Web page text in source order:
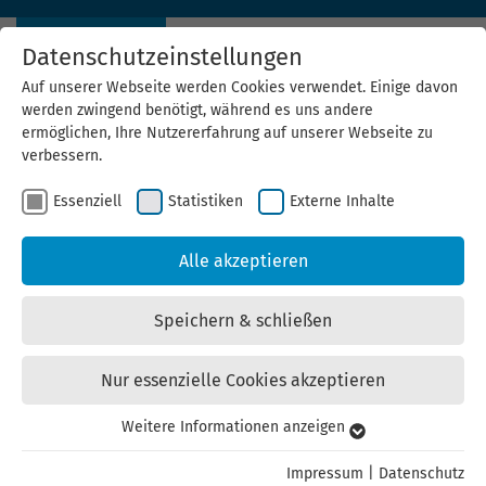
Thüringen hat schon immer
Das schaffen wir auch bei Windenergie.
Datenschutzeinstellungen
Auf unserer Webseite werden Cookies verwendet. Einige davon
werden zwingend benötigt, während es uns andere
ermöglichen, Ihre Nutzererfahrung auf unserer Webseite zu
verbessern.
Essenziell Statistiken Externe Inhalte
Alle akzeptieren
Speichern & schließen
Nur essenzielle Cookies akzeptieren
Essenzielle Cookies werden für grundlegende Funktionen der
Weitere Informationen anzeigen
Impressum Datenschutz